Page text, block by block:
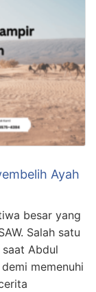
Ayah
besar yang
Salah satu
Abdul
memenuhi